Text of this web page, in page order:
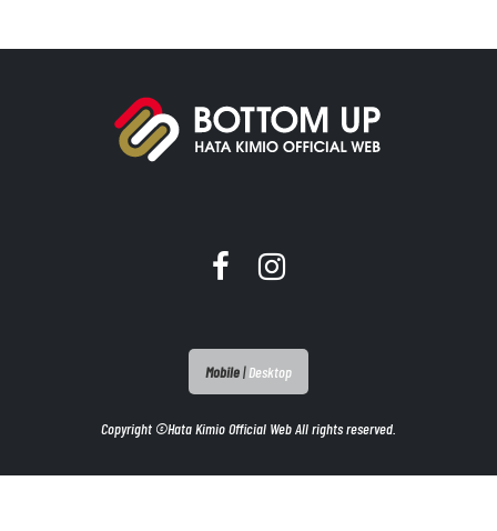
Mobile|Desktop
Copyright ©Hata Kimio Official Web All rights reserved.